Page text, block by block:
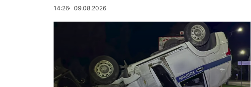
14:26 09.08.2026